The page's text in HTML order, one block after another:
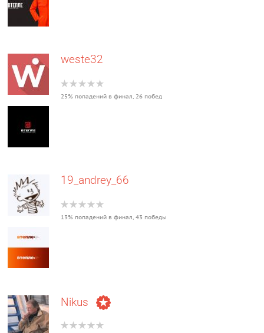
weste32
25% попадений в финал, 26 побед
19_andrey_66
13% попадений в финал, 43 победы
Nikus